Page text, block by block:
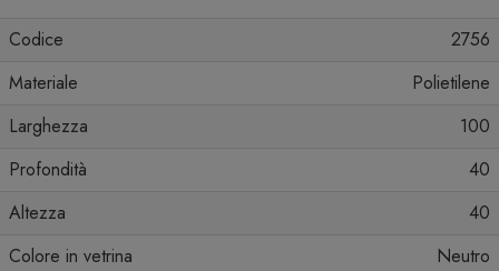
Codice
2756
Materiale
Polietilene
Larghezza
100
Profondità
40
Altezza
40
Colore in vetrina
Neutro